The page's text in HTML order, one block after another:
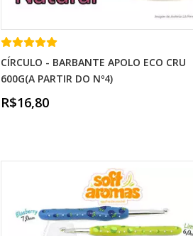
CÍRCULO - BARBANTE APOLO ECO CRU
600G(A PARTIR DO Nº4)
R$16,80